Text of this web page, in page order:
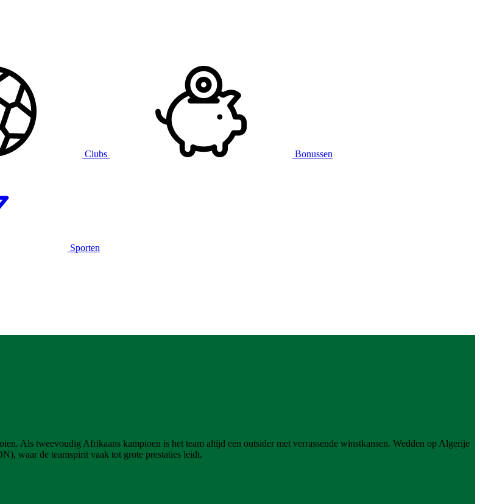
Clubs Bonussen
Sporten
Als tweevoudig Afrikaans kampioen is het team altijd een outsider met verrassende winstkansen. Wedden op Algerije
waar de teamspirit vaak tot grote prestaties leidt.